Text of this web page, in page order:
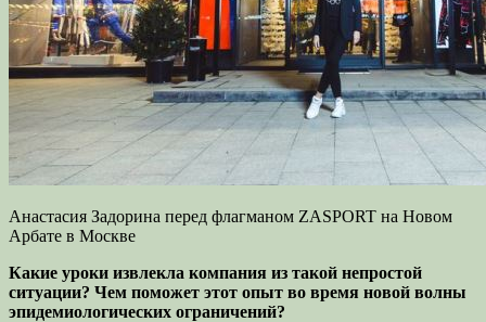
Анастасия Задорина перед флагманом ZASPORT на Новом
Арбате в Москве
Какие уроки извлекла компания из такой непростой
ситуации? Чем поможет этот опыт во время новой волны
эпидемиологических ограничений?